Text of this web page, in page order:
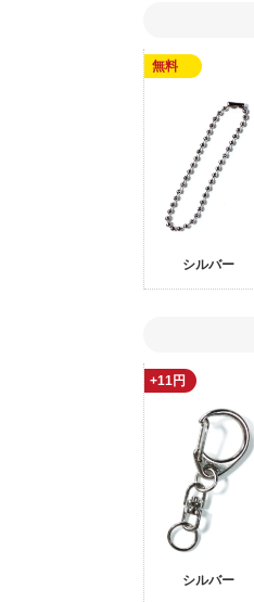
シルバー
無料
シルバー
+11円